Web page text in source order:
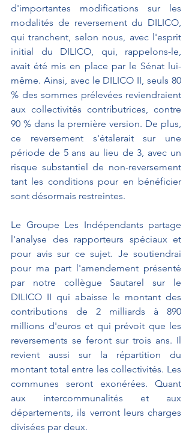
d'importantes modifications sur les
modalités de reversement du DILICO,
qui tranchent, selon nous, avec l'esprit
initial du DILICO, qui, rappelons-le,
avait été mis en place par le Sénat lui-
même. Ainsi, avec le DILICO II, seuls 80
% des sommes prélevées reviendraient
aux collectivités contributrices, contre
90 % dans la première version. De plus,
ce reversement s'étalerait sur une
période de 5 ans au lieu de 3, avec un
risque substantiel de non-reversement
tant les conditions pour en bénéficier
sont désormais restreintes.
Le Groupe Les Indépendants partage
l'analyse des rapporteurs spéciaux et
pour avis sur ce sujet. Je soutiendrai
pour ma part l'amendement présenté
par notre collègue Sautarel sur le
DILICO II qui abaisse le montant des
contributions de 2 milliards à 890
millions d'euros et qui prévoit que les
reversements se feront sur trois ans. Il
revient aussi sur la répartition du
montant total entre les collectivités. Les
communes seront exonérées. Quant
aux intercommunalités et aux
départements, ils verront leurs charges
divisées par deux.